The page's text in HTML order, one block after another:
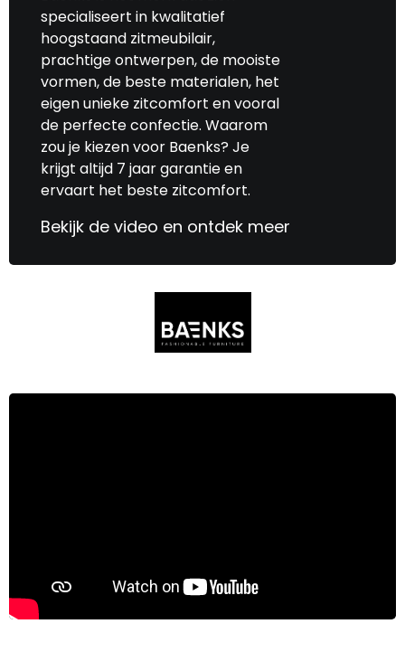
specialiseert in kwalitatief
hoogstaand zitmeubilair,
prachtige ontwerpen, de mooiste
vormen, de beste materialen, het
eigen unieke zitcomfort en vooral
de perfecte confectie. Waarom
zou je kiezen voor Baenks? Je
krijgt altijd 7 jaar garantie en
ervaart het beste zitcomfort.
Bekijk de video en ontdek meer